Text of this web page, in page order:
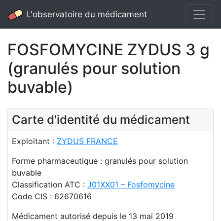
L'observatoire du médicament
FOSFOMYCINE ZYDUS 3 g
(granulés pour solution
buvable)
Carte d'identité du médicament
Exploitant : ZYDUS FRANCE
Forme pharmaceutique : granulés pour solution
buvable
Classification ATC : J01XX01 – Fosfomycine
Code CIS : 62670616
Médicament autorisé depuis le 13 mai 2019